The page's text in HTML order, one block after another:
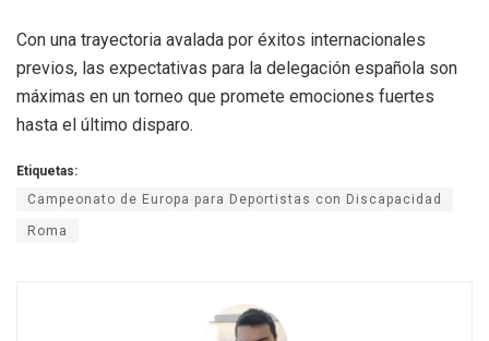
Con una trayectoria avalada por éxitos internacionales
previos, las expectativas para la delegación española son
máximas en un torneo que promete emociones fuertes
hasta el último disparo.
Etiquetas:
Campeonato de Europa para Deportistas con Discapacidad
Roma